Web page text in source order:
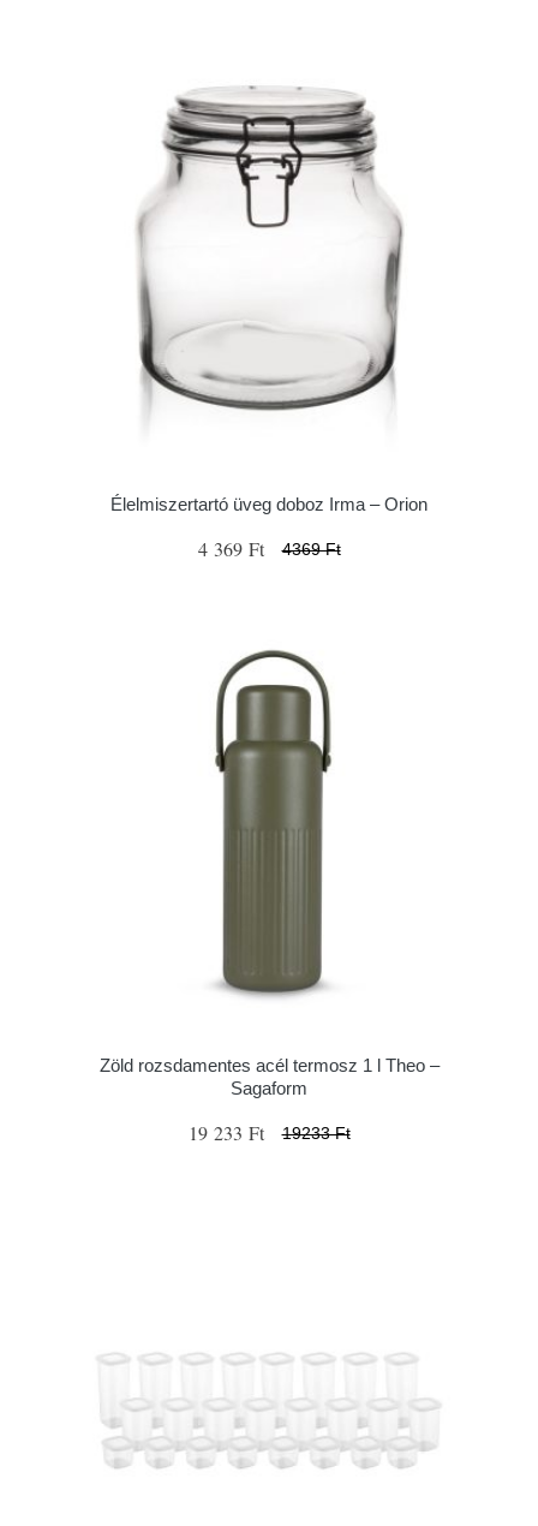
Élelmiszertartó üveg doboz Irma – Orion
4 369 Ft 4369 Ft
Zöld rozsdamentes acél termosz 1 l Theo –
Sagaform
19 233 Ft 19233 Ft